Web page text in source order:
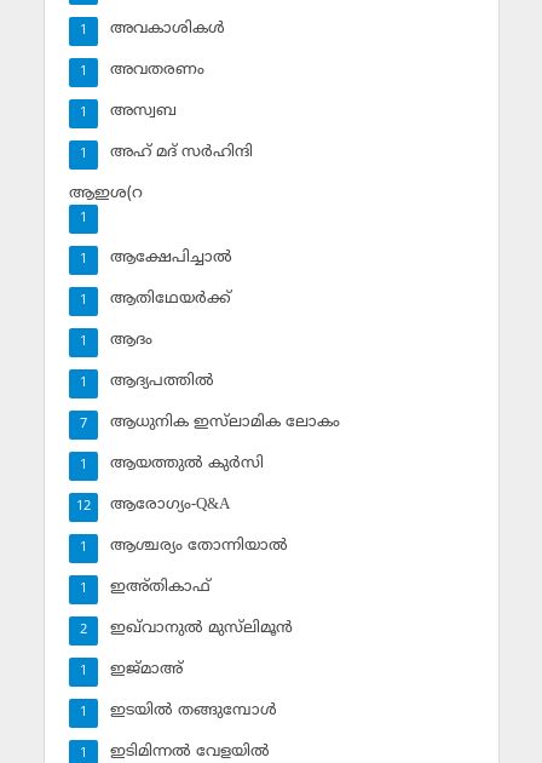
അവകാശികള്‍
1
അവതരണം
1
അസ്വബ
1
അഹ് മദ് സര്‍ഹിന്ദി
1
ആഇശ(റ
1
ആക്ഷേപിച്ചാല്‍
1
ആതിഥേയര്‍ക്ക്
1
ആദം
1
ആദ്യപത്തില്‍
1
ആധുനിക ഇസ്‌ലാമിക ലോകം
7
ആയത്തുല്‍ കുര്‍സി
1
ആരോഗ്യം-Q&A
12
ആശ്ചര്യം തോന്നിയാല്‍
1
ഇഅ്തികാഫ്‌
1
ഇഖ്‌വാനുല്‍ മുസ്‌ലിമൂന്‍
2
ഇജ്മാഅ്
1
ഇടയില്‍ തങ്ങുമ്പോള്‍
1
ഇടിമിന്നല്‍ വേളയില്‍
1